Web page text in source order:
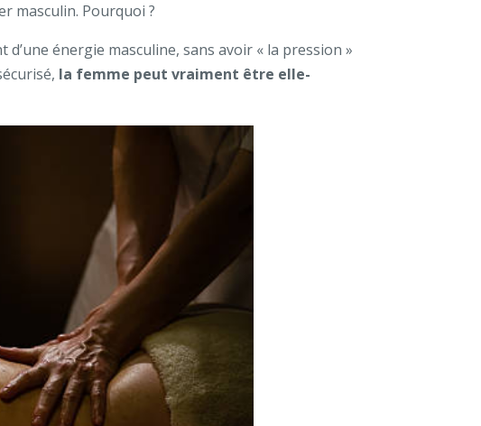
masculin. Pourquoi ?
énergie masculine, sans avoir « la pression »
la femme peut vraiment être elle-